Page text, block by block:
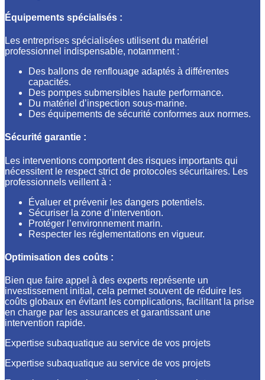
Équipements spécialisés :
Les entreprises spécialisées utilisent du matériel
professionnel indispensable, notamment :
Des ballons de renflouage adaptés à différentes
capacités.
Des pompes submersibles haute performance.
Du matériel d’inspection sous-marine.
Des équipements de sécurité conformes aux normes.
Sécurité garantie :
Les interventions comportent des risques importants qui
nécessitent le respect strict de protocoles sécuritaires. Les
professionnels veillent à :
Évaluer et prévenir les dangers potentiels.
Sécuriser la zone d’intervention.
Protéger l’environnement marin.
Respecter les réglementations en vigueur.
Optimisation des coûts :
Bien que faire appel à des experts représente un
investissement initial, cela permet souvent de réduire les
coûts globaux en évitant les complications, facilitant la prise
en charge par les assurances et garantissant une
intervention rapide.
Expertise subaquatique au service de vos projets
Expertise subaquatique au service de vos projets